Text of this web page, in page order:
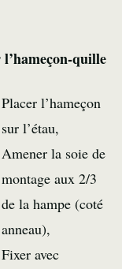
quille
Placer l’hameçon
sur l’étau,
Amener la soie de
montage aux 2/3
de la hampe (coté
anneau),
Fixer avec